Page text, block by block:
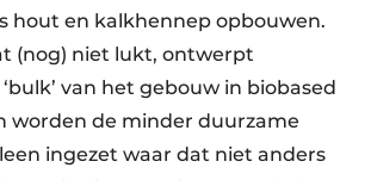
hout en kalkhennep opbouwen.
(nog) niet lukt, ontwerpt
van het gebouw in biobased
worden de minder duurzame
ingezet waar dat niet anders